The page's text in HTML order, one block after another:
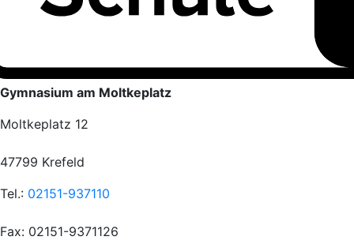
Gymnasium am Moltkeplatz
Moltkeplatz 12
47799 Krefeld
Tel.: 02151-937110
Fax: 02151-9371126